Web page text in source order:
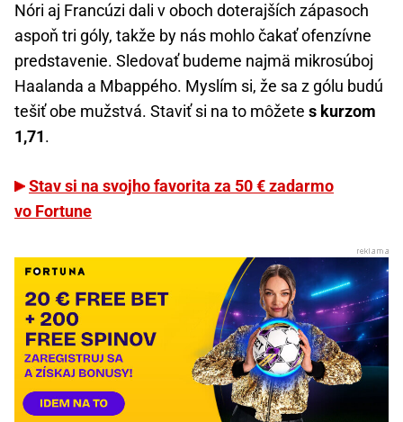
Nóri aj Francúzi dali v oboch doterajších zápasoch
aspoň tri góly, takže by nás mohlo čakať ofenzívne
predstavenie. Sledovať budeme najmä mikrosúboj
Haalanda a Mbappého. Myslím si, že sa z gólu budú
tešiť obe mužstvá. Staviť si na to môžete s kurzom
1,71.
Stav si na svojho favorita za 50 € zadarmo
vo Fortune